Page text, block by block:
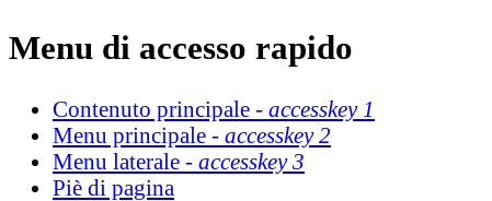
Menu di accesso rapido
Contenuto principale - accesskey 1
Menu principale - accesskey 2
Menu laterale - accesskey 3
Piè di pagina